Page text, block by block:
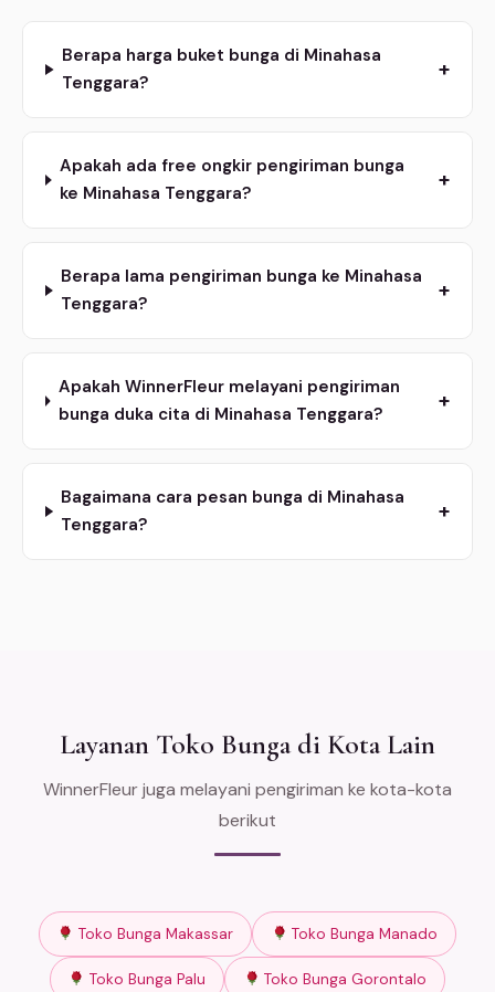
Berapa harga buket bunga di Minahasa
Tenggara?
+
Apakah ada free ongkir pengiriman bunga
ke Minahasa Tenggara?
+
Berapa lama pengiriman bunga ke Minahasa
Tenggara?
+
Apakah WinnerFleur melayani pengiriman
bunga duka cita di Minahasa Tenggara?
+
Bagaimana cara pesan bunga di Minahasa
Tenggara?
+
Layanan Toko Bunga di Kota Lain
WinnerFleur juga melayani pengiriman ke kota-kota
berikut
Toko Bunga Makassar Toko Bunga Manado
Toko Bunga Palu Toko Bunga Gorontalo